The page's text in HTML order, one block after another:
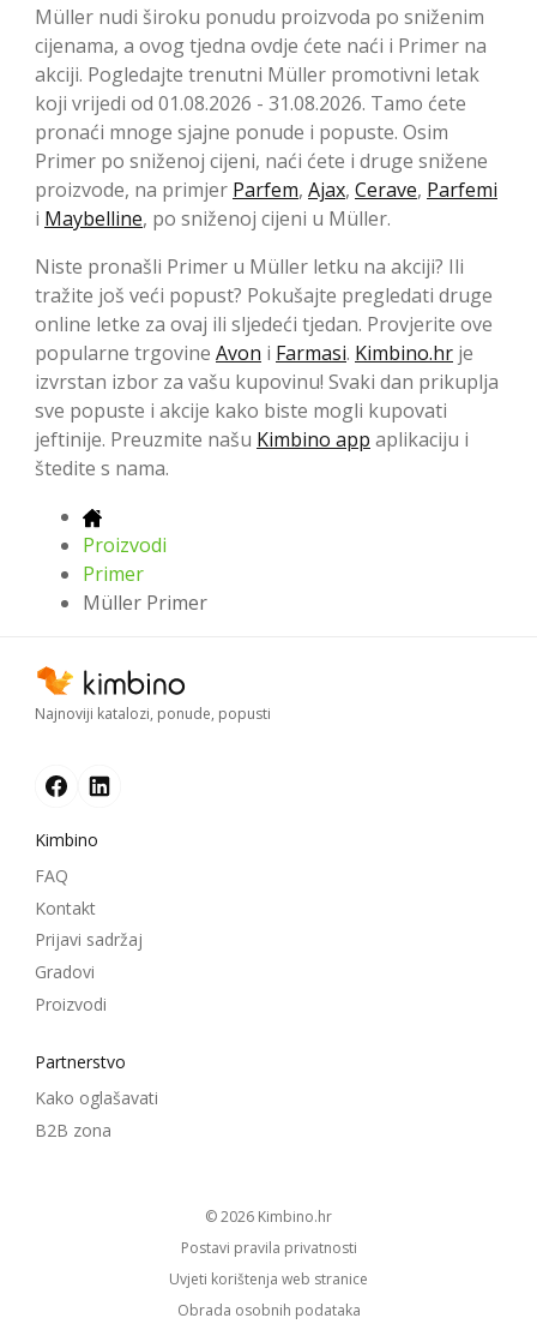
Müller nudi široku ponudu proizvoda po sniženim
cijenama, a ovog tjedna ovdje ćete naći i Primer na
akciji. Pogledajte trenutni Müller promotivni letak
koji vrijedi od 01.08.2026 - 31.08.2026. Tamo ćete
pronaći mnoge sjajne ponude i popuste. Osim
Primer po sniženoj cijeni, naći ćete i druge snižene
proizvode, na primjer Parfem, Ajax, Cerave, Parfemi
i Maybelline, po sniženoj cijeni u Müller.
Niste pronašli Primer u Müller letku na akciji? Ili
tražite još veći popust? Pokušajte pregledati druge
online letke za ovaj ili sljedeći tjedan. Provjerite ove
popularne trgovine Avon i Farmasi. Kimbino.hr je
izvrstan izbor za vašu kupovinu! Svaki dan prikuplja
sve popuste i akcije kako biste mogli kupovati
jeftinije. Preuzmite našu Kimbino app aplikaciju i
štedite s nama.
Proizvodi
Primer
Müller Primer
Najnoviji katalozi, ponude, popusti
Kimbino
FAQ
Kontakt
Prijavi sadržaj
Gradovi
Proizvodi
Partnerstvo
Kako oglašavati
B2B zona
© 2026
kimbino.hr
Postavi pravila privatnosti
Uvjeti korištenja web stranice
Obrada osobnih podataka